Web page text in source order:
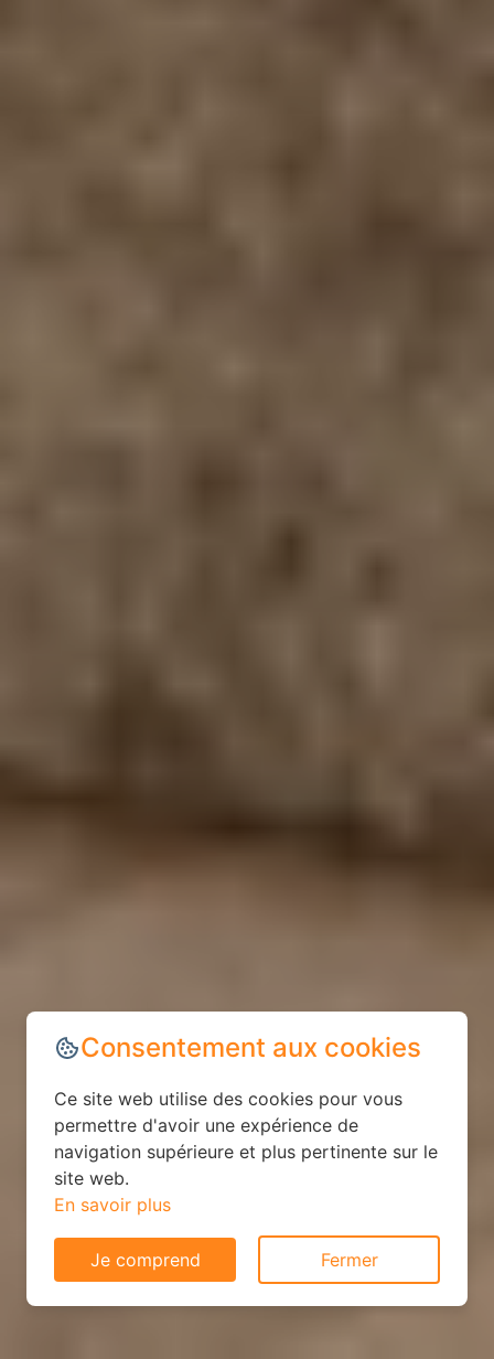
Consentement aux cookies
Ce site web utilise des cookies pour vous
permettre d'avoir une expérience de
navigation supérieure et plus pertinente sur le
site web.
En savoir plus
Je comprend Fermer